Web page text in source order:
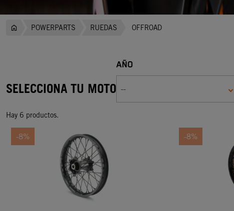
POWERPARTS RUEDAS OFFROAD
SELECCIONA TU MOTO
AÑO
--
Hay 6 productos.
-8% -8%